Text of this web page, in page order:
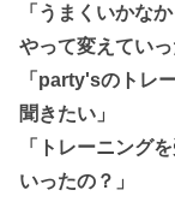
「うまくいかな
やって変えていっ
「party'sのトレ
聞きたい」
「トレーニング
いったの？」